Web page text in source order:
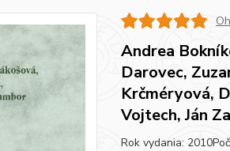
Andrea
Darovec,
Krčméryová,
Vojtech, Ján
Rok vydania: